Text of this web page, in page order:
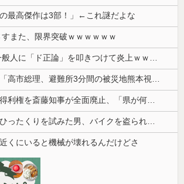
最高傑作は3部！」←これ謎だよな
すまた、限界突破ｗｗｗｗｗｗ
【悲報】 有吉、一般人に「ド正論」を叩きつけて炎上ｗｗｗｗｗｗｗｗ
【悲報】共同通信「高市総理、避難所3分間の被災地熊本視察動画に批判！」 → 内閣報道官「避難所視察は51分間！大変な状況の中で、1時間近く受け入れていただき、感謝！」
兵庫県の左派の既得利権を斎藤知事が全面廃止、「県が何をするねん？」と存在意義そのものが不明で……
【爆笑ｗ】バッグひったくりを試みた男、バイクを盗られる！
くにいると機械が壊れるんだけどさ